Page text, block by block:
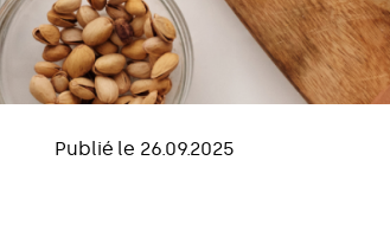
Publié le 26.09.2025